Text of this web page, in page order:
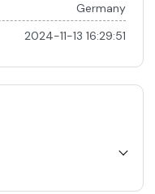
Germany
2024-11-13 16:29:51